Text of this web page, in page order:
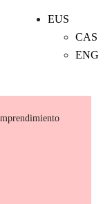
EUS
CAS
ENG